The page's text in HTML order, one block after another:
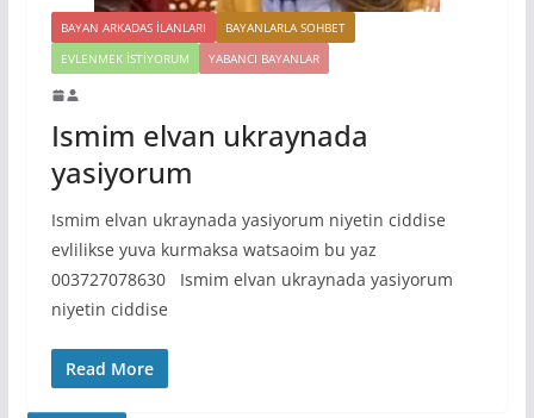
BAYAN ARKADAS ILANLARI
BAYANLARLA SOHBET
EVLENMEK İSTIYORUM
YABANCI BAYANLAR
Ismim elvan ukraynada
yasiyorum
Ismim elvan ukraynada yasiyorum niyetin ciddise
evlilikse yuva kurmaksa watsaoim bu yaz
003727078630 Ismim elvan ukraynada yasiyorum
niyetin ciddise
Read More